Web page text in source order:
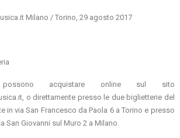
Milano / Torino, 29 agosto 2017
acquistare online sul sito
o direttamente presso le due biglietterie del
in via San Francesco da Paola 6 a Torino e presso
San Giovanni sul Muro 2 a Milano.